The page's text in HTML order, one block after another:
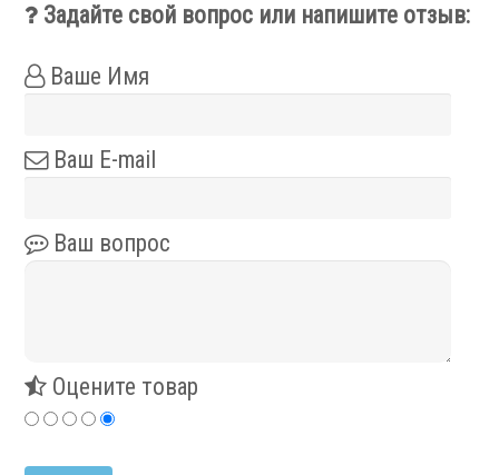
Задайте свой вопрос или напишите отзыв:
Ваше Имя
Ваш E-mail
Ваш вопрос
Оцените товар